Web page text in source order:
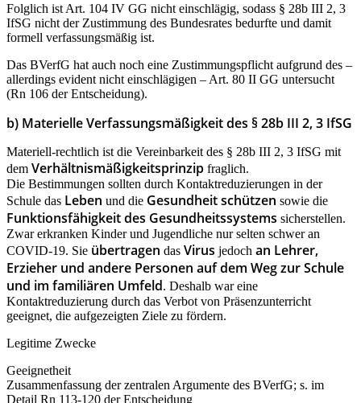
Folglich ist Art. 104 IV GG nicht einschlägig, sodass § 28b III 2, 3
IfSG nicht der Zustimmung des Bundesrates bedurfte und damit
formell verfassungsmäßig ist.
Das BVerfG hat auch noch eine Zustimmungspflicht aufgrund des –
allerdings evident nicht einschlägigen – Art. 80 II GG untersucht
(Rn 106 der Entscheidung).
b) Materielle Verfassungsmäßigkeit des § 28b III 2, 3 IfSG
Materiell-rechtlich ist die Vereinbarkeit des § 28b III 2, 3 IfSG mit
dem Verhältnismäßigkeitsprinzip fraglich.
Die Bestimmungen sollten durch Kontaktreduzierungen in der
Schule das Leben und die Gesundheit schützen sowie die
Funktionsfähigkeit des Gesundheitssystems sicherstellen.
Zwar erkranken Kinder und Jugendliche nur selten schwer an
COVID-19. Sie übertragen das Virus jedoch an Lehrer,
Erzieher und andere Personen auf dem Weg zur Schule
und im familiären Umfeld. Deshalb war eine
Kontaktreduzierung durch das Verbot von Präsenzunterricht
geeignet, die aufgezeigten Ziele zu fördern.
Legitime Zwecke
Geeignetheit
Zusammenfassung der zentralen Argumente des BVerfG; s. im
Detail Rn 113-120 der Entscheidung